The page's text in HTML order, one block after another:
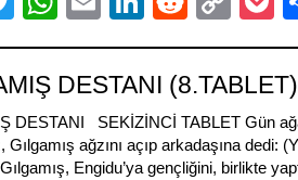
Link
DESTANI (8.TABLET)
DESTANI SEKİZİNCİ TABLET Gün
ağzını açıp arkadaşına dedi:
Engidu’ya gençliğini, birlikte